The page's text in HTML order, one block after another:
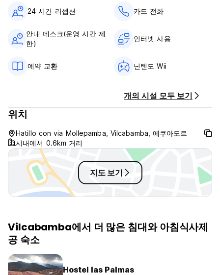
도착 시 현금으로 결제
체크아웃 : 12:00
아침 식사는 포함되어 있지 않습니다. 3달러에 이용 가능합니다.
24시간 리셉션
통금 없음
24 시간 리셉션 카드 전화
안내 데스크(운영 시간 제
한)
인터넷 사용
예약 교환 닌텐도 Wii
개의 시설 모두 보기
위치
Hatillo con via Mollepamba, Vilcabamba, 에쿠아도르
시내에서 0.6km 거리
지도 보기
Vilcabamba에서 더 많은 침대와 아침식사제
공 숙소
Hostel las Palmas